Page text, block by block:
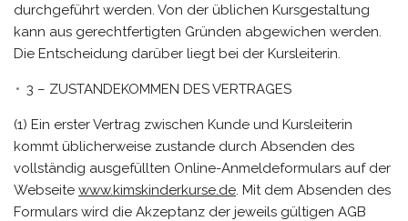
durchgeführt werden. Von der üblichen Kursgestaltung
kann aus gerechtfertigten Gründen abgewichen werden.
Die Entscheidung darüber liegt bei der Kursleiterin.
3 – ZUSTANDEKOMMEN DES VERTRAGES
(1) Ein erster Vertrag zwischen Kunde und Kursleiterin
kommt üblicherweise zustande durch Absenden des
vollständig ausgefüllten Online-Anmeldeformulars auf der
Webseite www.kimskinderkurse.de . Mit dem Absenden des
Formulars wird die Akzeptanz der jeweils gültigen AGB